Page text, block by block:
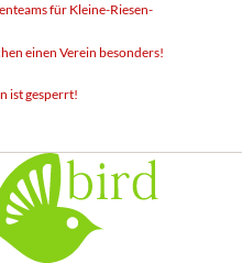
für Kleine-Riesen-
einen Verein besonders!
ist gesperrt!